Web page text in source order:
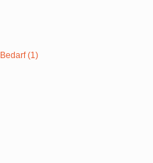
(1)